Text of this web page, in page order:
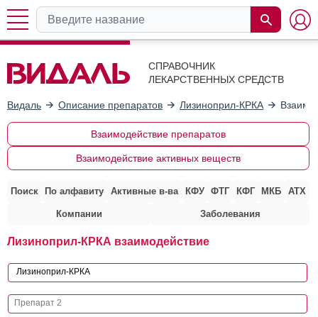
СПРАВОЧНИК
ЛЕКАРСТВЕННЫХ СРЕДСТВ
Видаль Описание препаратов Лизиноприл-КРКА
Взаимодействие препаратов
Взаимодействие активных веществ
Поиск По алфавиту Активные в-ва КФУ ФТГ КФГ МКБ АТХ
Компании Заболевания
Лизиноприл-КРКА взаимодействие